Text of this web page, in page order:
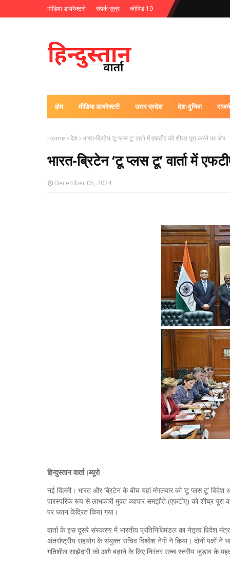
मीडिया डायरेक्टरी संपर्क सूत्र कोविड 19
होम मीडिया डायरेक्टरी उत्तर प्रदेश देश-दुनिया
Home देश भारत-ब्रिटेन ‘टू प्लस टू’ वार्ता में एफटीए को शीघ्र पूरा करने पर जोर
भारत-ब्रिटेन ‘टू प्लस टू’ वार्ता में
December 05, 2024
हिन्दुस्तान वार्ता।ब्यूरो
नई दिल्ली। भारत और ब्रिटेन के बीच यहां मंगलवार को ‘टू प्लस टू’ विदेश
पारस्परिक रूप से लाभकारी मुक्त व्यापार समझौते (एफटीए) को शीघ्र
पर ध्यान केंद्रित किया गया।
वार्ता के इस दूसरे संस्करण में भारतीय प्रतिनिधिमंडल का नेतृत्व विदेश
अंतर्राष्ट्रीय सहयोग के संयुक्त सचिव विश्वेश नेगी ने किया। दोनों पक्षों
गतिशील साझेदारी को आगे बढ़ाने के लिए निरंतर उच्च स्तरीय जुड़ाव के